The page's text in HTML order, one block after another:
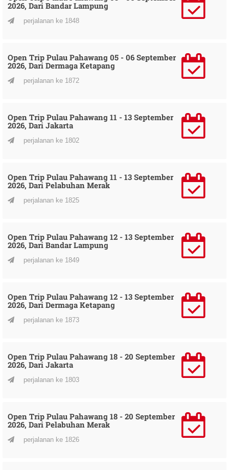
2026, Dari Bandar Lampung
perjalanan ke 1848
Open Trip Pulau Pahawang 05 - 06 September
2026, Dari Dermaga Ketapang
perjalanan ke 1872
Open Trip Pulau Pahawang 11 - 13 September
2026, Dari Jakarta
perjalanan ke 1802
Open Trip Pulau Pahawang 11 - 13 September
2026, Dari Pelabuhan Merak
perjalanan ke 1825
Open Trip Pulau Pahawang 12 - 13 September
2026, Dari Bandar Lampung
perjalanan ke 1849
Open Trip Pulau Pahawang 12 - 13 September
2026, Dari Dermaga Ketapang
perjalanan ke 1873
Open Trip Pulau Pahawang 18 - 20 September
2026, Dari Jakarta
perjalanan ke 1803
Open Trip Pulau Pahawang 18 - 20 September
2026, Dari Pelabuhan Merak
perjalanan ke 1826